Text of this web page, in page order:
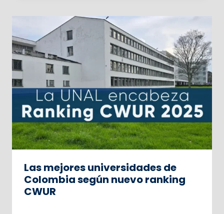
Las mejores universidades de
Colombia según nuevo ranking
CWUR